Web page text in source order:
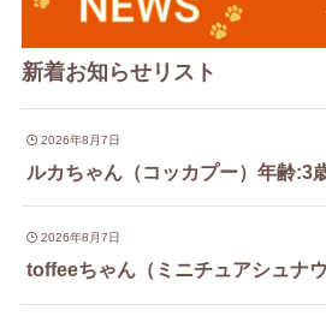
新着お知らせリスト
2026年8月7日
ルカちゃん（コッカプー）年齢:3
2026年8月7日
toffeeちゃん（ミニチュアシュナ